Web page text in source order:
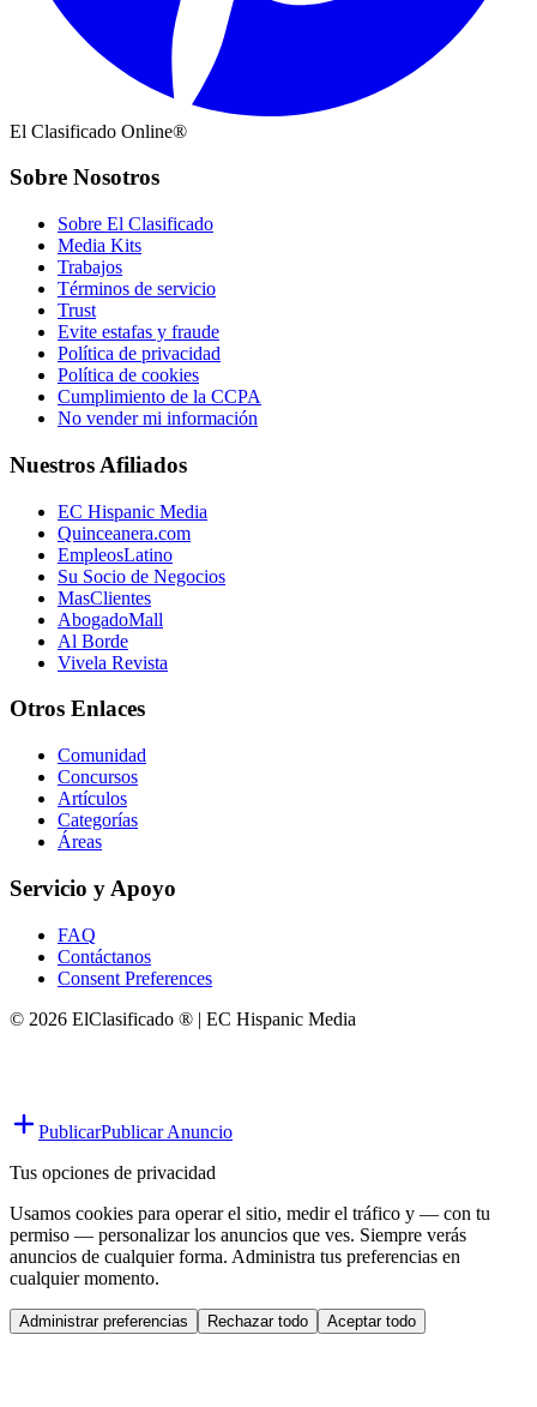
El Clasificado Online®
Sobre Nosotros
Sobre El Clasificado
Media Kits
Trabajos
Términos de servicio
Trust
Evite estafas y fraude
Política de privacidad
Política de cookies
Cumplimiento de la CCPA
No vender mi información
Nuestros Afiliados
EC Hispanic Media
Quinceanera.com
EmpleosLatino
Su Socio de Negocios
MasClientes
AbogadoMall
Al Borde
Vivela Revista
Otros Enlaces
Comunidad
Concursos
Artículos
Categorías
Áreas
Servicio y Apoyo
FAQ
Contáctanos
Consent Preferences
© 2026 ElClasificado ® | EC Hispanic Media
PublicarPublicar Anuncio
Tus opciones de privacidad
Usamos cookies para operar el sitio, medir el tráfico y — con tu
permiso — personalizar los anuncios que ves. Siempre verás
anuncios de cualquier forma. Administra tus preferencias en
cualquier momento.
Administrar preferencias Rechazar todo Aceptar todo